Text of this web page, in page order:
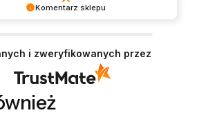
Komentarz sklepu
i zweryfikowanych przez